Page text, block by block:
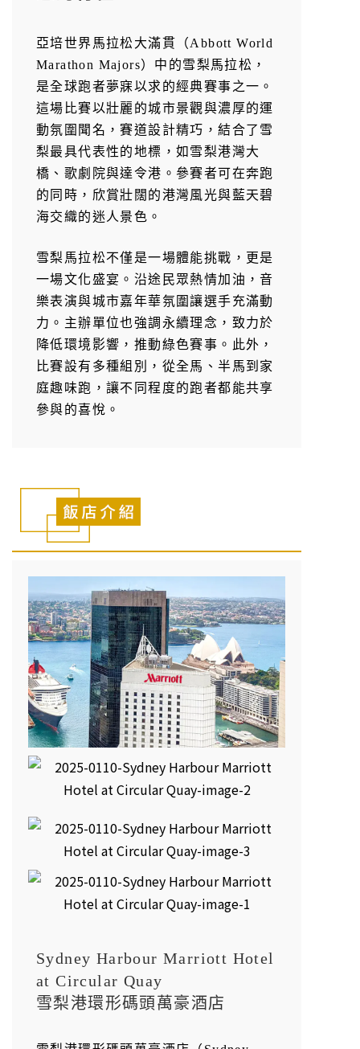
亞培世界馬拉松大滿貫（Abbott World
Marathon Majors）中的雪梨馬拉松，
是全球跑者夢寐以求的經典賽事之一。
這場比賽以壯麗的城市景觀與濃厚的運
動氛圍聞名，賽道設計精巧，結合了雪
梨最具代表性的地標，如雪梨港灣大
橋、歌劇院與達令港。參賽者可在奔跑
的同時，欣賞壯闊的港灣風光與藍天碧
海交織的迷人景色。
雪梨馬拉松不僅是一場體能挑戰，更是
一場文化盛宴。沿途民眾熱情加油，音
樂表演與城市嘉年華氛圍讓選手充滿動
力。主辦單位也強調永續理念，致力於
降低環境影響，推動綠色賽事。此外，
比賽設有多種組別，從全馬、半馬到家
庭趣味跑，讓不同程度的跑者都能共享
參與的喜悅。
Sydney Harbour Marriott Hotel
at Circular Quay
雪梨港環形碼頭萬豪酒店